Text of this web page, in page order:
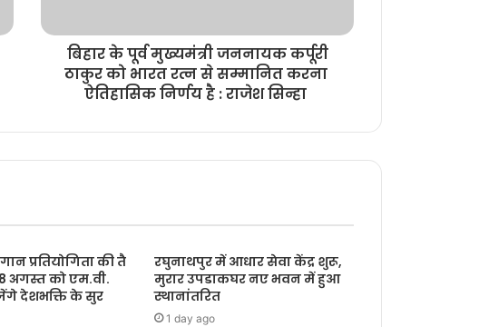
बिहार के पूर्व मुख्यमंत्री जननायक कर्पूरी
ठाकुर को भारत रत्न से सम्मानित करना
ऐतिहासिक निर्णय है : राजेश सिन्हा
प्रतियोगिता की तै
8 अगस्त को एम.वी.
देशभक्ति के सुर
रघुनाथपुर में आधार सेवा केंद्र शुरू,
मुरार उपडाकघर नए भवन में हुआ
स्थानांतरित
1 day ago